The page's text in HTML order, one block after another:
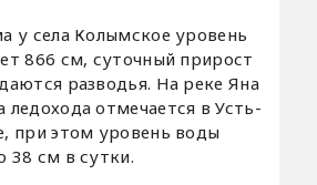
у села Колымское уровень
866 см, суточный прирост
разводья. На реке Яна
ледохода отмечается в Усть-
при этом уровень воды
38 см в сутки.